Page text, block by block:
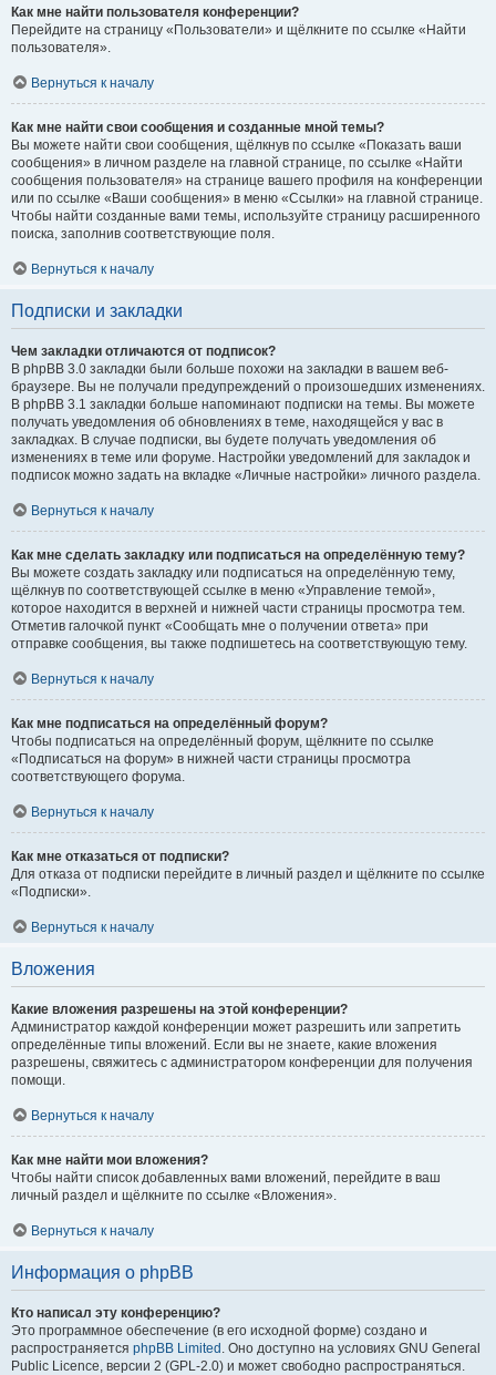
Как мне найти пользователя конференции?
Перейдите на страницу «Пользователи» и щёлкните по ссылке «Найти
пользователя».
Вернуться к началу
Как мне найти свои сообщения и созданные мной темы?
Вы можете найти свои сообщения, щёлкнув по ссылке «Показать ваши
сообщения» в личном разделе на главной странице, по ссылке «Найти
сообщения пользователя» на странице вашего профиля на конференции
или по ссылке «Ваши сообщения» в меню «Ссылки» на главной странице.
Чтобы найти созданные вами темы, используйте страницу расширенного
поиска, заполнив соответствующие поля.
Вернуться к началу
Подписки и закладки
Чем закладки отличаются от подписок?
В phpBB 3.0 закладки были больше похожи на закладки в вашем веб-
браузере. Вы не получали предупреждений о произошедших изменениях.
В phpBB 3.1 закладки больше напоминают подписки на темы. Вы можете
получать уведомления об обновлениях в теме, находящейся у вас в
закладках. В случае подписки, вы будете получать уведомления об
изменениях в теме или форуме. Настройки уведомлений для закладок и
подписок можно задать на вкладке «Личные настройки» личного раздела.
Вернуться к началу
Как мне сделать закладку или подписаться на определённую тему?
Вы можете создать закладку или подписаться на определённую тему,
щёлкнув по соответствующей ссылке в меню «Управление темой»,
которое находится в верхней и нижней части страницы просмотра тем.
Отметив галочкой пункт «Сообщать мне о получении ответа» при
отправке сообщения, вы также подпишетесь на соответствующую тему.
Вернуться к началу
Как мне подписаться на определённый форум?
Чтобы подписаться на определённый форум, щёлкните по ссылке
«Подписаться на форум» в нижней части страницы просмотра
соответствующего форума.
Вернуться к началу
Как мне отказаться от подписки?
Для отказа от подписки перейдите в личный раздел и щёлкните по ссылке
«Подписки».
Вернуться к началу
Вложения
Какие вложения разрешены на этой конференции?
Администратор каждой конференции может разрешить или запретить
определённые типы вложений. Если вы не знаете, какие вложения
разрешены, свяжитесь с администратором конференции для получения
помощи.
Вернуться к началу
Как мне найти мои вложения?
Чтобы найти список добавленных вами вложений, перейдите в ваш
личный раздел и щёлкните по ссылке «Вложения».
Вернуться к началу
Информация о phpBB
Кто написал эту конференцию?
Это программное обеспечение (в его исходной форме) создано и
распространяется phpBB Limited . Оно доступно на условиях GNU General
Public Licence, версии 2 (GPL-2.0) и может свободно распространяться.